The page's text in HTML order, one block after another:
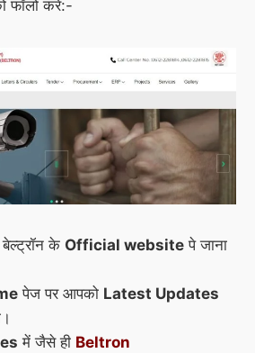
फॉलो करें:-
के Official websiteपे जाना
पेज पर आपको Latest Updates
में जैसे ही Beltron